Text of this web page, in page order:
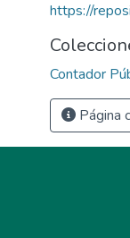
https://
Contador
Página